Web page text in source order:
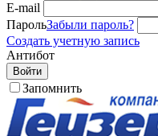
E-mail
ПарольЗабыли пароль?
Создать учетную запись
Антибот
Войти
Запомнить